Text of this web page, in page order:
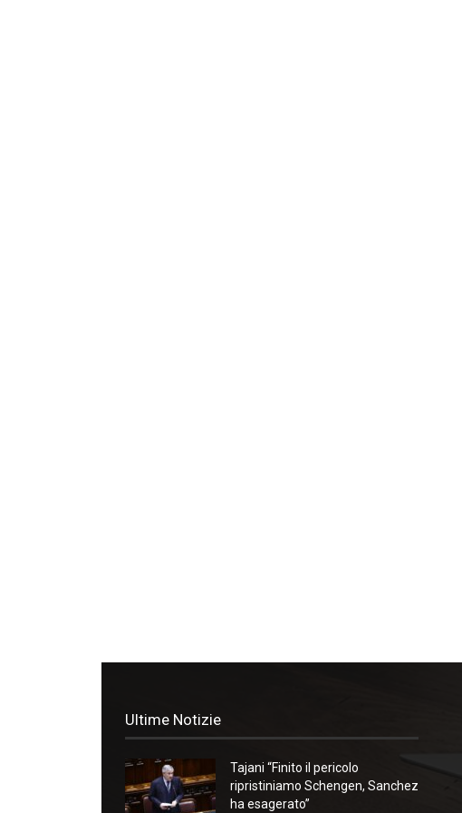
Ultime Notizie
Tajani “Finito il pericolo
ripristiniamo Schengen, Sanchez
ha esagerato”